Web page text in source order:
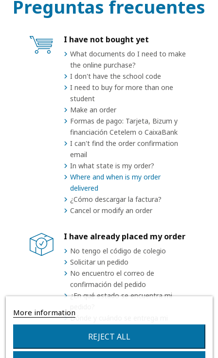
Preguntas frecuentes
I have not bought yet
What documents do I need to make
the online purchase?
I don't have the school code
I need to buy for more than one
student
Make an order
Formas de pago: Tarjeta, Bizum y
financiación Cetelem o CaixaBank
I can't find the order confirmation
email
In what state is my order?
Where and when is my order
delivered
¿Cómo descargar la factura?
Cancel or modify an order
I have already placed my order
No tengo el código de colegio
Solicitar un pedido
No encuentro el correo de
confirmación del pedido
¿En qué estado se encuentra mi
Dónde y cuándo se entrega mi
¿Cómo descargar la factura?
More information
REJECT ALL